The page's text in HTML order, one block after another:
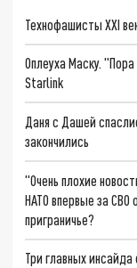
Технофашисты XXI
Оплеуха Маску.
Starlink
Даня с Дашей
закончились
"Очень плохие
НАТО впервые за СВО
приграничье?
Три главных